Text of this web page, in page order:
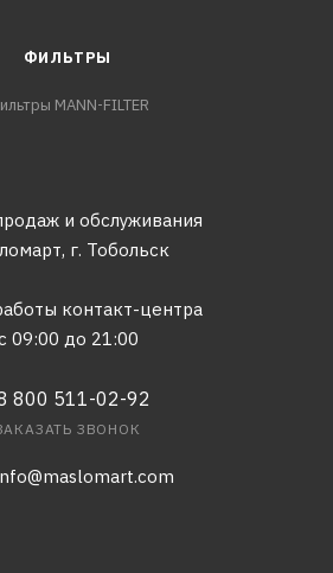
ФИЛЬТРЫ
MANN-FILTER
и обслуживания
г. Тобольск
контакт-центра
09:00 до 21:00
800 511-02-92
ЗВОНОК